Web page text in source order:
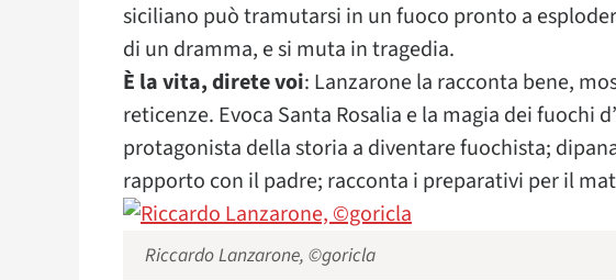
siciliano può tramutarsi in un fuoco pronto a
di un dramma, e si muta in tragedia.
È la vita, direte voi: Lanzarone la racconta bene,
reticenze. Evoca Santa Rosalia e la magia dei fuochi
protagonista della storia a diventare fuochista;
rapporto con il padre; racconta i preparativi per il
Riccardo Lanzarone, ©goricla